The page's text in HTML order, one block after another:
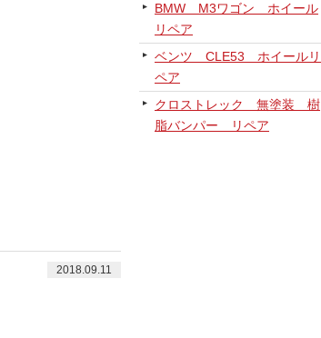
2018.09.11
BMW M3ワゴン ホイール
リペア
ベンツ CLE53 ホイールリ
ペア
クロストレック 無塗装 樹
脂バンパー リペア